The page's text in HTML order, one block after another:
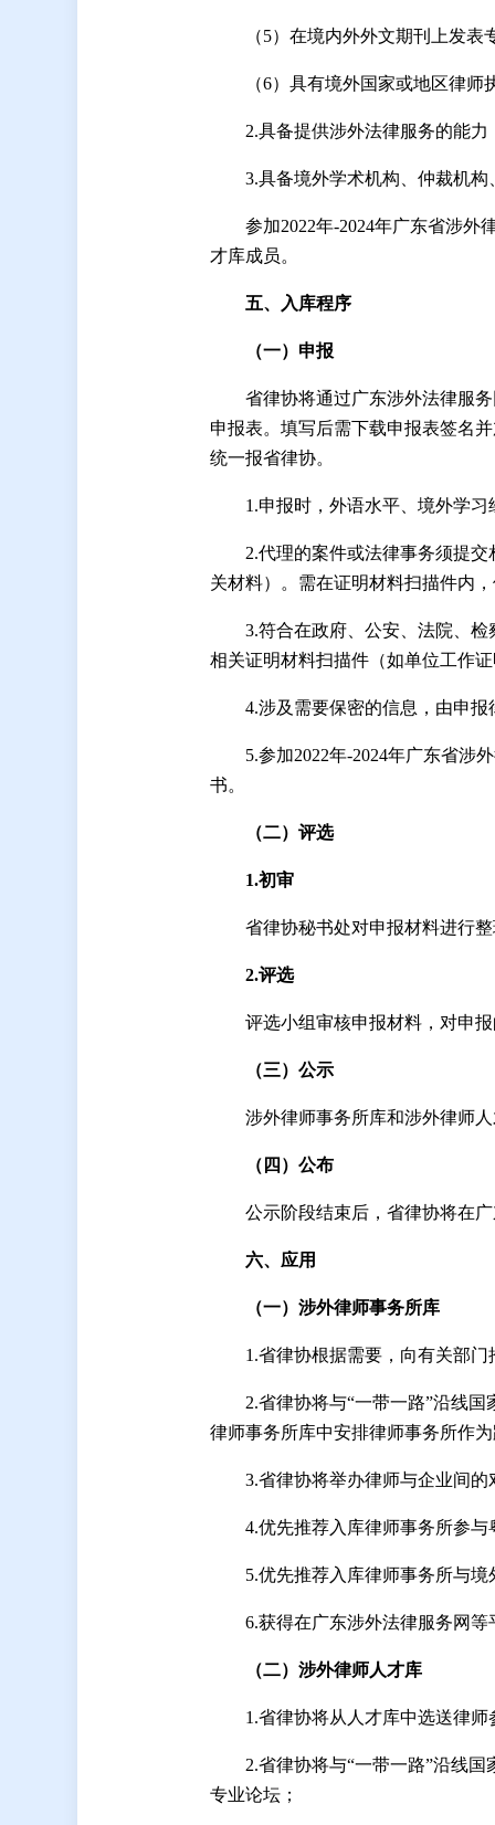
（5）在境内外外文期刊上发
（6）具有境外国家或地区律师
2.具备提供涉外法律服务的能
3.具备境外学术机构、仲裁机
参加2022年-2024年广东省涉
才库成员。
五、 入库程序
（一）申报
省律协将通过广东涉外法律服
申报表。填写后需下载申报表签名
统一报省律协。
1.申报时，外语水平、境外学
2.代理的案件或法律事务须提
关材料）。需在证明材料扫描件内
3.符合在政府、公安、法院、
相关证明材料扫描件（如单位工作
4.涉及需要保密的信息，由申
5.参加2022年-2024年广东省涉
书。
（二）评选
1.初审
省律协秘书处对申报材料进行
2.评选
评选小组审核申报材料，对申
（三）公示
涉外律师事务所库和涉外律师
（四）公布
公示阶段结束后，省律协将在
六、应用
（一）涉外律师事务所库
1.省律协根据需要，向有关部
2.省律协将与“一带一路”沿线
律师事务所库中安排律师事务所作
3.省律协将举办律师与企业间
4.优先推荐入库律师事务所参
5.优先推荐入库律师事务所与
6.获得在广东涉外法律服务网等
（二）涉外律师人才库
1.省律协将从人才库中选送律
2.省律协将与“一带一路”沿线
专业论坛；